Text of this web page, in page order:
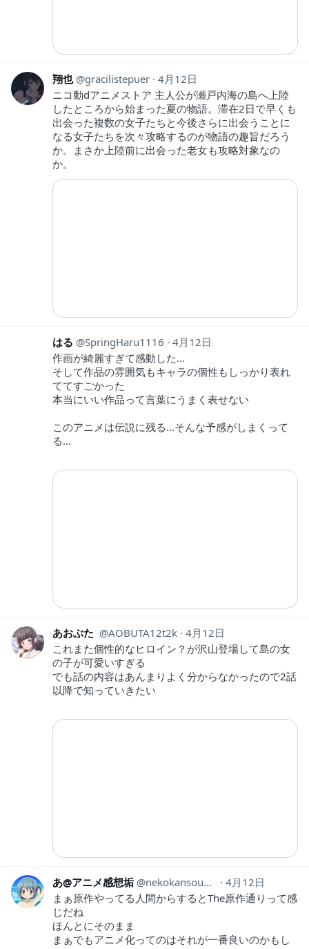
翔也 gracilistepuer 4月12日
ニコ動dアニメストア 主人公が瀬戸内海の島へ上陸
したところから始まった夏の物語。滞在2日で早くも
出会った複数の女子たちと今後さらに出会うことに
なる女子たちを次々攻略するのが物語の趣旨だろう
か。まさか上陸前に出会った老女も攻略対象なの
か。
はる SpringHaru1116
4月12日
作画が綺麗すぎて感動した…
そして作品の雰囲気もキャラの個性もしっかり表れ
ててすごかった
本当にいい作品って言葉にうまく表せない
このアニメは伝説に残る…そんな予感がしまくって
る…
あおぶた AOBUTA12t2k 4月12日
これまた個性的なヒロイン？が沢山登場して島の女
の子が可愛いすぎる
でも話の内容はあんまりよく分からなかったので2話
以降で知っていきたい
あ@アニメ感想垢 nekokansouyox
4月12日
まぁ原作やってる人間からするとThe原作通りって感
じだね
ほんとにそのまま
まぁでもアニメ化ってのはそれが一番良いのかもし